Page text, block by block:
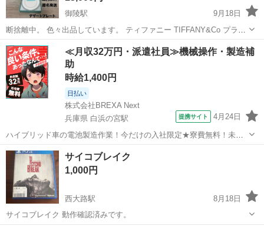
御陵駅
9月18日
断捨離中。 色々出品しています。 ティファニー TIFFANY&Co プラチ
ナ ブルーバンド カップソーサー 容量-約215ml プラチナブルーバンド
デザートプレート size-約19cm 新品未使用 ティファニーの...
京都 京都市 御陵駅 テレビゲーム ティファニー
≪月収32万円・派遣社員≫機械操作・製造補
助
時給1,400円
日払い
株式会社BREXA Next
兵庫県 白浜の宮駅
提携サイト 4月24日
ハイブリッド車の電池製造作業！今だけの入社限定★寮費無料！未経
験活躍中★20～50代の男性活躍中！安定企業で長期で働きたい方オス
スメ！年間休日130日！正社員登用制度あり！マイカー通勤OK！ワン
ルーム寮完備！《兵庫県姫路市》...
兵庫 姫路市 白浜の宮駅
サイコブレイク
1,000円
西大路駅
8月18日
サイコブレイク 動作確認済みです。